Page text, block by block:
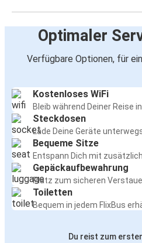
Optimaler
Verfügbare Optionen, für
Kostenloses WiFi
Bleib während Deiner Reise
Steckdosen
Lade Deine Geräte
Bequeme Sitze
Entspann Dich mit
Gepäckaufbewahrung
Platz zum sicheren
Toiletten
Bequem in jedem FlixBus
Du reist zum